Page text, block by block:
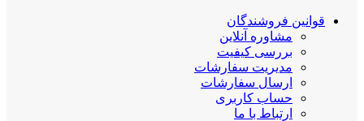
قوانین فروشندگان
مشاوره آنلاین
بررسی کیفیت
مدیریت سفارشات
ارسال سفارشات
حساب کاربری
ارتباط با ما